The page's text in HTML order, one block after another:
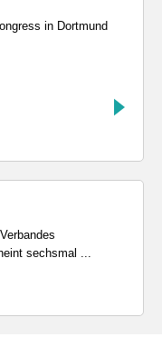
in Dortmund
sechsmal ...